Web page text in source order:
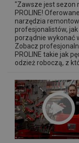
"Zawsze jest sezon
PROLINE!
narzędzia
profesjonalistów,
porządnie wykonać
Zobacz
PROLINE takie jak
odzież roboczą, z